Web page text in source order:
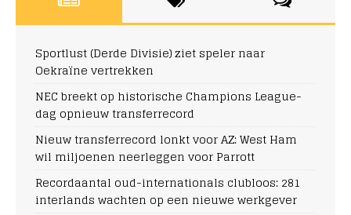
Sportlust (Derde Divisie) ziet speler naar
Oekraïne vertrekken
NEC breekt op historische Champions League-
dag opnieuw transferrecord
Nieuw transferrecord lonkt voor AZ: West Ham
wil miljoenen neerleggen voor Parrott
Recordaantal oud-internationals clubloos: 281
interlands wachten op een nieuwe werkgever